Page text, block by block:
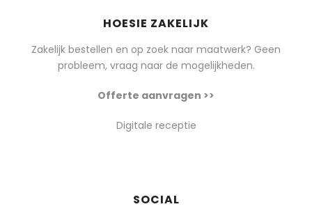
HOESIE ZAKELIJK
Zakelijk bestellen en op zoek naar maatwerk? Geen
probleem, vraag naar de mogelijkheden.
Offerte aanvragen >>
Digitale receptie
SOCIAL